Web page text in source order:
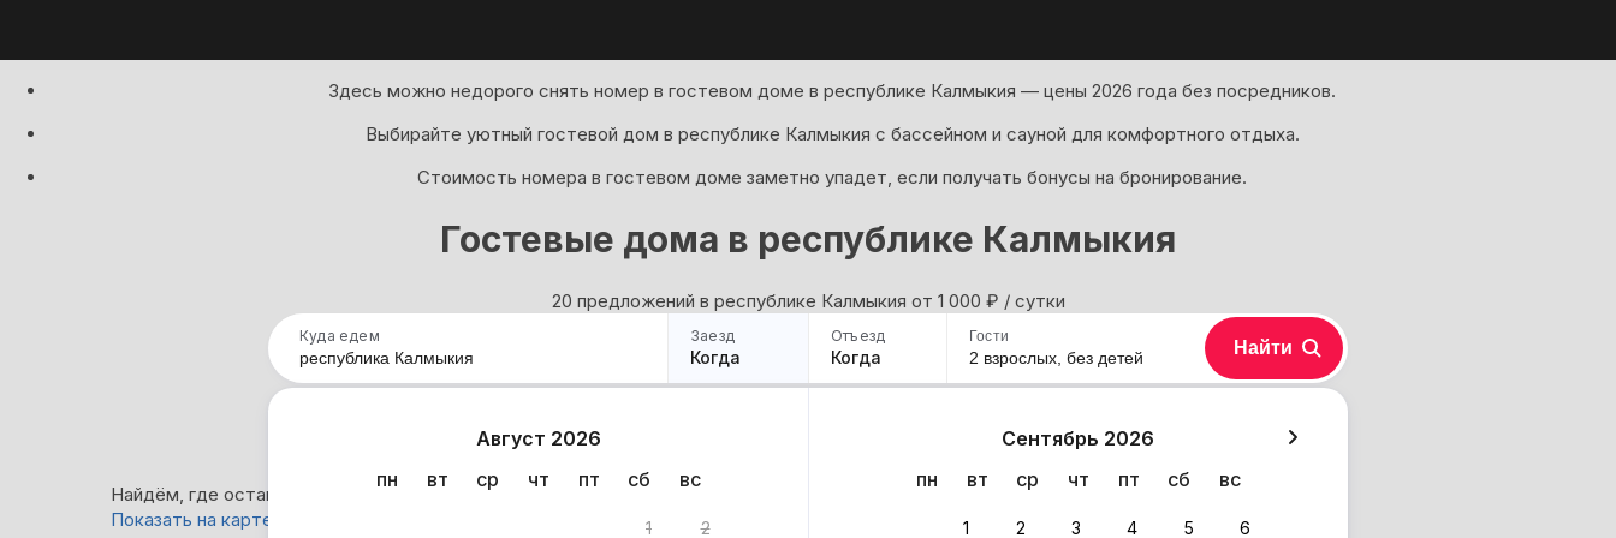
Здесь можно недорого снять номер в гостевом доме в республике Калмыкия — цены 2026 года без посредников.
Выбирайте уютный гостевой дом в республике Калмыкия с бассейном и сауной для комфортного отдыха.
Стоимость номера в гостевом доме заметно упадет, если получать бонусы на бронирование.
Гостевые дома в республике Калмыкия
20 предложений в республике Калмыкия oт 1 000 ₽ / сутки
Куда едем Заезд
Когда
Отъезд
Когда
Август 2026
пн
вт ср чт пт сб вс
1 2
Сентябрь 2026
пн
вт ср чт пт сб вс
1 2 3 4 5 6
Гости
2 взрослых, без детей Найти
Найдём, где остановиться : 20 вариантов
Показать на карте